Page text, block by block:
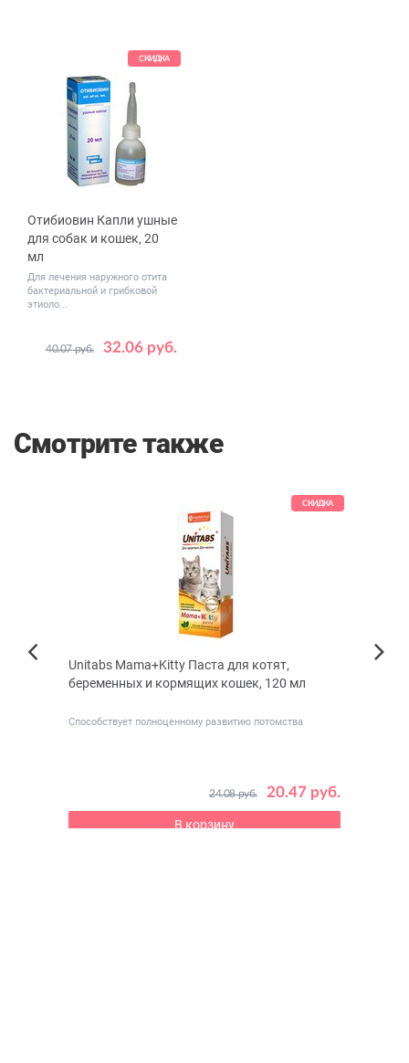
СКИДКА
Отибиовин Капли ушные
для собак и кошек, 20
мл
Для лечения наружного отита
бактериальной и грибковой
этиоло...
32.06 руб.
40.07 руб.
Смотрите также
СКИДКА
Unitabs Mama+Kitty Паста для котят,
беременных и кормящих кошек, 120 мл
Способствует полноценному развитию потомства
20.47 руб.
24.08 руб.
В корзину